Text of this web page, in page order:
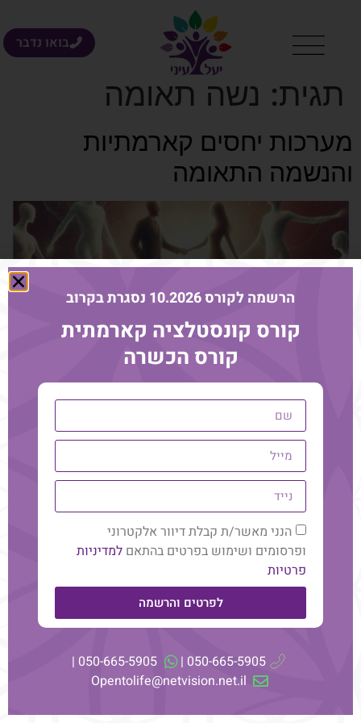
בואו נדבר
תגית: נשה תאומה
מערכות יחסים קארמתיות
והנשמה התאומה
נשמות תאומות יכולות להתגלגל בתור ההורים שלנו, האחים
שלנו, החברים הכי טובים שלנו, ובכלל לא בתור בני הזוג שלנו.
המלצות
טיפול ריגשי אנרגטי
סדנאות וקורסים
תקנון ותנאי שימוש
מדיניות פרטיות
הצהרת נגישות
הרשמה לקורס 10.2026 נסגרת בקרוב
קורס קונסטלציה קארמתית
קורס הכשרה
הנני מאשר/ת קבלת דיוור אלקטרוני
ופרסומים ושימוש בפרטים בהתאםלמדיניות
פרטיות
לפרטים והרשמה
050-665-5905 |
050-665-5905 |
Opentolife@netvision.net.il